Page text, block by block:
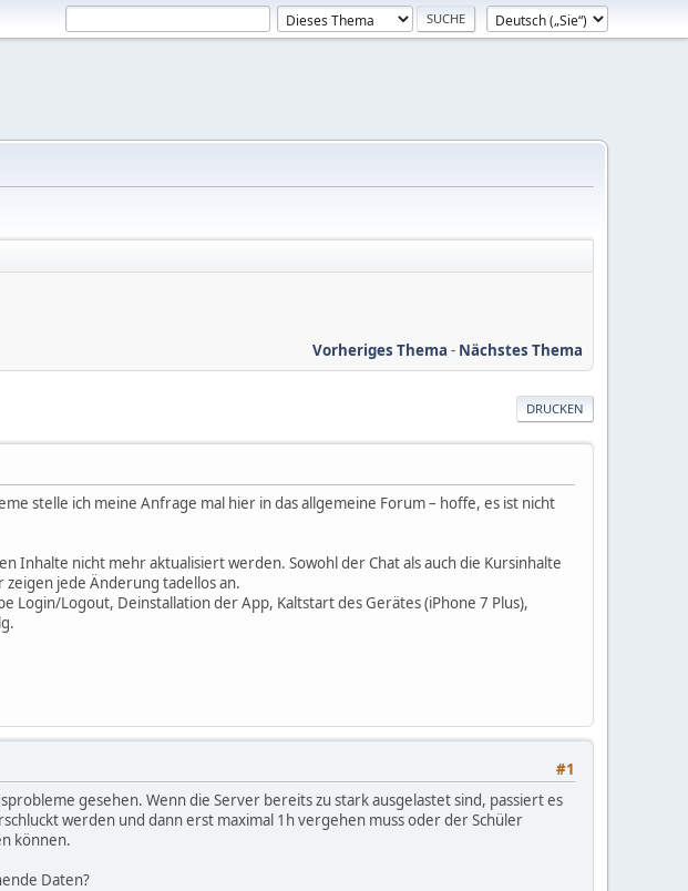
Vorheriges Thema - Nächstes Thema
DRUCKEN
stelle ich meine Anfrage mal hier in das allgemeine Forum – hoffe, es ist nicht
Inhalte nicht mehr aktualisiert werden. Sowohl der Chat als auch die Kursinhalte
jede Änderung tadellos an.
Logout, Deinstallation der App, Kaltstart des Gerätes (iPhone 7 Plus),
#1
gesehen. Wenn die Server bereits zu stark ausgelastet sind, passiert es
werden und dann erst maximal 1h vergehen muss oder der Schüler
können.
Daten?